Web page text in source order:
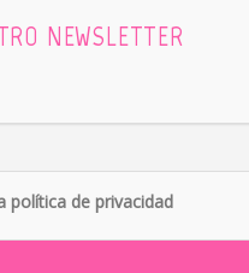
NEWSLETTER
política de privacidad